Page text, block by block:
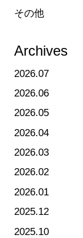
その他
Archives
2026.07
2026.06
2026.05
2026.04
2026.03
2026.02
2026.01
2025.12
2025.10